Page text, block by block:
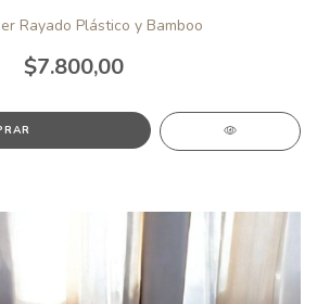
Rayado Plástico y Bamboo
$7.800,00